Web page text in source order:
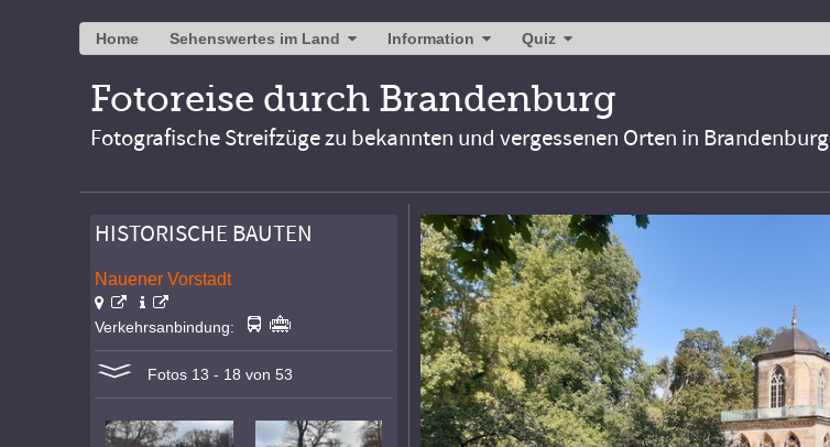
Home Sehenswertes im Land Information Quiz
Fotoreise durch Brandenburg
Fotografische Streifzüge zu bekannten und vergessenen Orten in Brandenburg
HISTORISCHE BAUTEN
Nauener Vorstadt
Verkehrsanbindung:
Fotos 13 - 18 von 53